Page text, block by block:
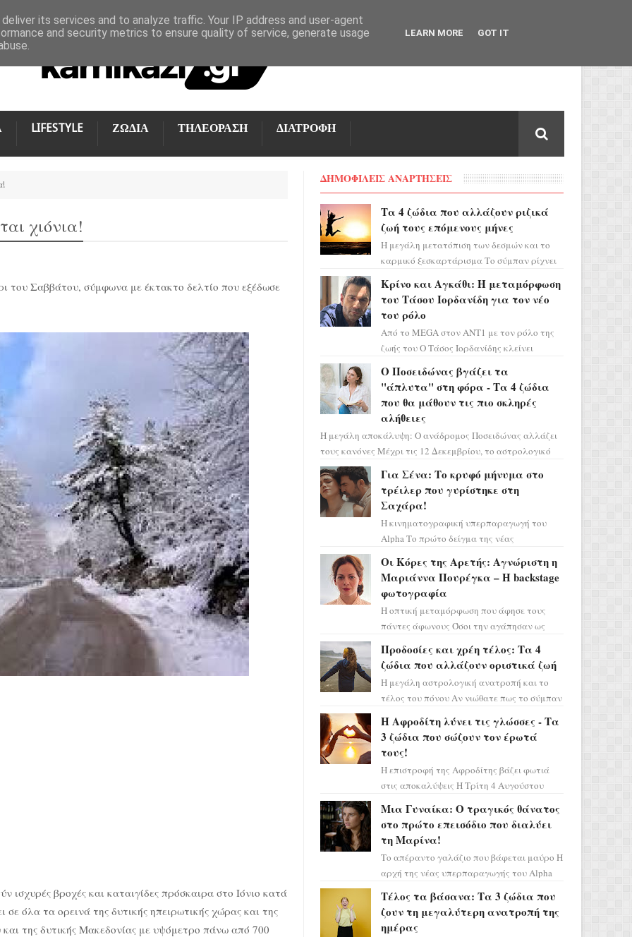
LIFESTYLE ΖΩΔΙΑ ΤΗΛΕΟΡΑΣΗ ΔΙΑΤΡΟΦΗ
χιόνια!
του Σαββάτου, σύμφωνα με έκτακτο δελτίο που εξέδωσε
βροχές και καταιγίδες πρόσκαιρα στο Ιόνιο κατά
σε όλα τα ορεινά της δυτικής ηπειρωτικής χώρας και της
της δυτικής Μακεδονίας με υψόμετρο πάνω από 700
ΔΗΜΟΦΙΛΕΙΣ ΑΝΑΡΤΗΣΕΙΣ
Τα 4 ζώδια που αλλάζουν ριζικά
ζωή τους επόμενους μήνες
Η μεγάλη μετατόπιση των δεσμών και το
καρμικό ξεσκαρτάρισμα Το σύμπαν ρίχνει
προειδοποιεί: οι σελην...
Κρίνο και Αγκάθι: Η μεταμόρφωση
του Τάσου Ιορδανίδη για τον νέο
του ρόλο
Από το MEGA στον ΑΝΤ1 με τον ρόλο της
ζωής του Ο Τάσος Ιορδανίδης κλείνει
επιτυχίας «Μια Νύχτα Μόνο» ...
Ο Ποσειδώνας βγάζει τα
"άπλυτα" στη φόρα - Τα 4 ζώδια
που θα μάθουν τις πιο σκληρές
αλήθειες
Η μεγάλη αποκάλυψη: Ο ανάδρομος Ποσειδώνας αλλάζει
τους κανόνες Μέχρι τις 12 Δεκεμβρίου, το αστρολογικό
σκηνικό θυμίζει ταινία μυστηρίου ...
Για Σένα: Το κρυφό μήνυμα στο
τρέιλερ που γυρίστηκε στη
Σαχάρα!
Η κινηματογραφική υπερπαραγωγή του
Alpha Το πρώτο δείγμα της νέας
η αισθητική του ξεπερνά κάθε π...
Οι Κόρες της Αρετής: Αγνώριστη η
Μαριάννα Πουρέγκα – H backstage
φωτογραφία
Η οπτική μεταμόρφωση που άφησε τους
πάντες άφωνους Όσοι την αγάπησαν ως
πρέπει τώρα να προετοιμαστο...
Προδοσίες και χρέη τέλος: Τα 4
ζώδια που αλλάζουν οριστικά ζωή
Η μεγάλη αστρολογική ανατροπή και το
τέλος του πόνου Αν νιώθατε πως το σύμπαν
πάρετε μια βαθιά α...
Η Αφροδίτη λύνει τις γλώσσες - Τα
3 ζώδια που σώζουν τον έρωτά
τους!
Η επιστροφή της Αφροδίτης βάζει φωτιά
στις αποκαλύψεις Η Τρίτη 4 Αυγούστου
ορόσημο, καθώς η Αφροδίτη πρ...
Μια Γυναίκα: Ο τραγικός θάνατος
στο πρώτο επεισόδιο που διαλύει
τη Μαρίνα!
Το απέραντο γαλάζιο που βάφεται μαύρο Η
αρχή της νέας υπερπαραγωγής του Alpha
πλημμυρισμένο από...
Τέλος τα βάσανα: Τα 3 ζώδια που
ζουν τη μεγαλύτερη ανατροπή της
ημέρας
its services and to analyze traffic. Your IP address and user-agent
and security metrics to ensure quality of service, generate usage
LEARN MORE GOT IT